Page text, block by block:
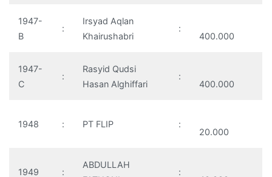
1947-
B
:
Irsyad Aqlan
Khairushabri
:
400.000
1947-
C
:
Rasyid Qudsi
Hasan Alghiffari
:
400.000
1948 : PT FLIP :
20.000
1949 :
ABDULLAH
: